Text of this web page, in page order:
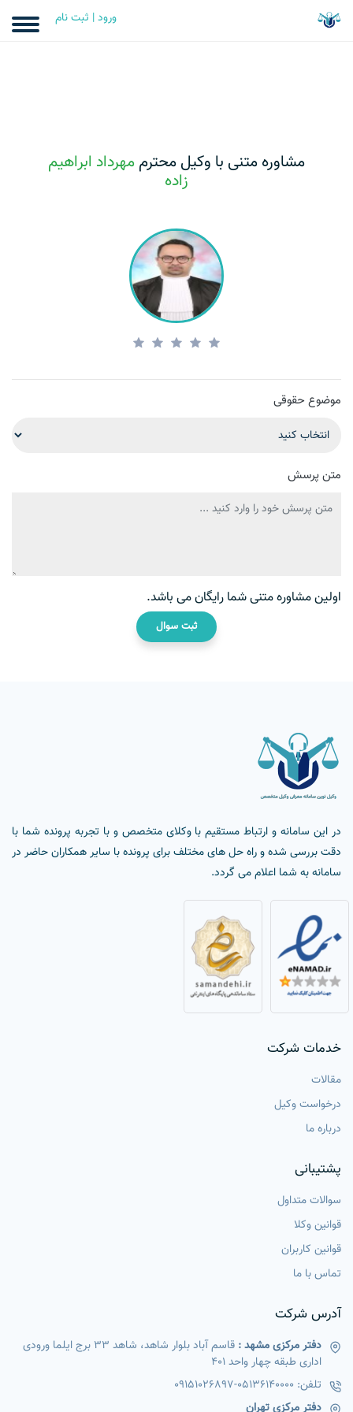
ورود | ثبت نام
مشاوره متنی با وکیل محترممهرداد ابراهیم
زاده
موضوع حقوقی
متن پرسش
اولین مشاوره متنی شما رایگان می باشد.
ثبت سوال
در این سامانه و ارتباط مستقیم با وکلای متخصص و با تجربه پرونده شما با
دقت بررسی شده و راه حل های مختلف برای پرونده با سایر همکاران حاضر در
سامانه به شما اعلام می گردد.
خدمات شرکت
مقالات
درخواست وکیل
درباره ما
پشتیبانی
سوالات متداول
قوانین وکلا
قوانین کاربران
تماس با ما
آدرس شرکت
دفتر مرکزی مشهد :
قاسم آباد بلوار شاهد، شاهد 33 برج ایلما ورودی
اداری طبقه چهار واحد 401
تلفن: 05136140000
-
09151026897
دفتر مرکزی تهران